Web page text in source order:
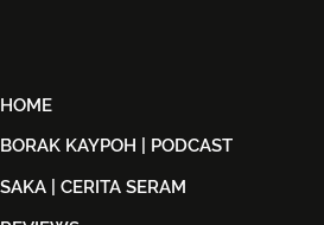
HOME
BORAK KAYPOH | PODCAST
SAKA | CERITA SERAM